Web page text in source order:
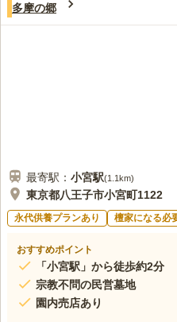
80代男性
多分JRの駅近くには店は
多摩の郷
最寄駅： 小宮駅(1.1km)
東京都八王子市小宮町1122
永代供養プランあり 檀家になる必
おすすめポイント
「小宮駅」から徒歩約2分
宗教不問の民営墓地
園内売店あり